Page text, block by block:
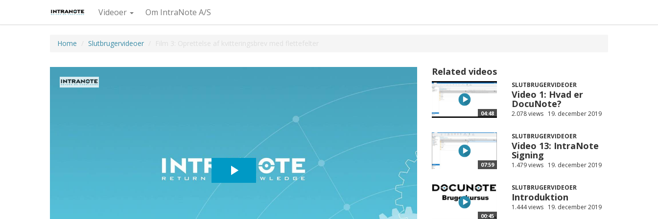
Videoer Om IntraNote A/S
Home Slutbrugervideoer Film 3: Oprettelse af kvitteringsbrev med flettefelter
Related videos
04:48
SLUTBRUGERVIDEOER
Video 1: Hvad er
DocuNote?
2.078 views 19. december 2019
07:59
SLUTBRUGERVIDEOER
Video 13: IntraNote
Signing
1.479 views 19. december 2019
00:45
SLUTBRUGERVIDEOER
Introduktion
1.444 views 19. december 2019